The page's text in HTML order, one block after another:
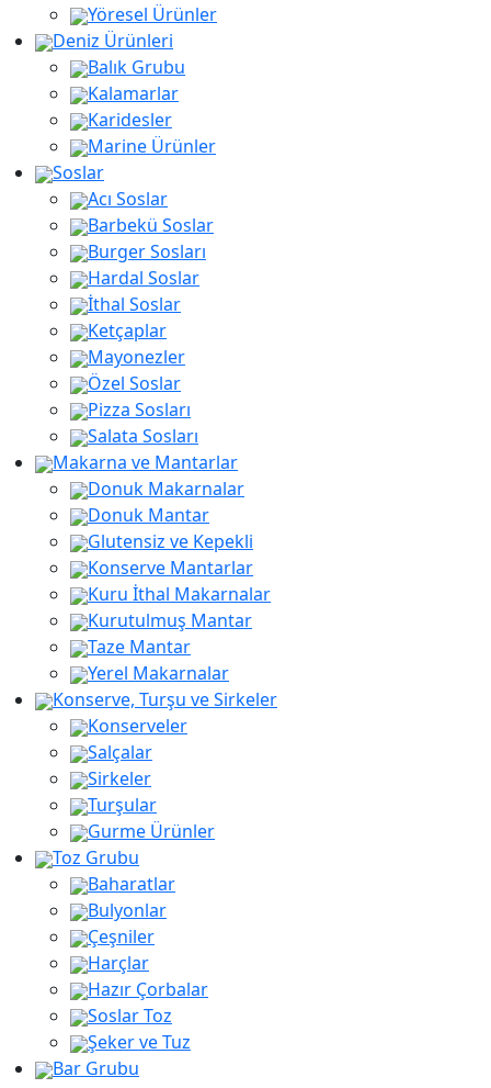
Yöresel Ürünler
Deniz Ürünleri
Balık Grubu
Kalamarlar
Karidesler
Marine Ürünler
Soslar
Acı Soslar
Barbekü Soslar
Burger Sosları
Hardal Soslar
İthal Soslar
Ketçaplar
Mayonezler
Özel Soslar
Pizza Sosları
Salata Sosları
Makarna ve Mantarlar
Donuk Makarnalar
Donuk Mantar
Glutensiz ve Kepekli
Konserve Mantarlar
Kuru İthal Makarnalar
Kurutulmuş Mantar
Taze Mantar
Yerel Makarnalar
Konserve, Turşu ve Sirkeler
Konserveler
Salçalar
Sirkeler
Turşular
Gurme Ürünler
Toz Grubu
Baharatlar
Bulyonlar
Çeşniler
Harçlar
Hazır Çorbalar
Soslar Toz
Şeker ve Tuz
Bar Grubu